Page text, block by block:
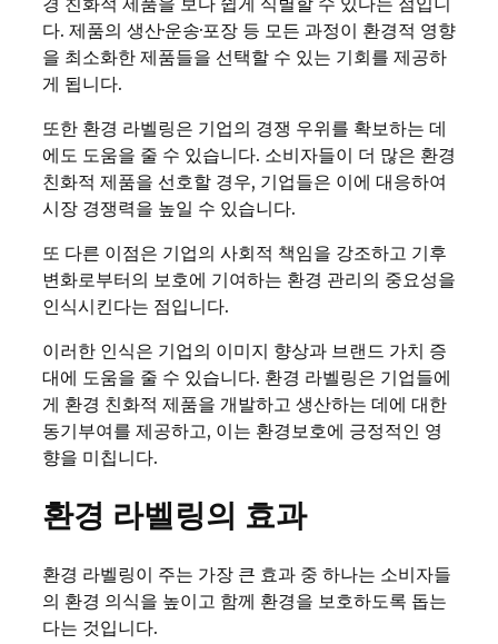
다. 제품의 생산·운송·포장 등 모든 과정이 환경적 영향
을 최소화한 제품들을 선택할 수 있는 기회를 제공하
게 됩니다.
또한 환경 라벨링은 기업의 경쟁 우위를 확보하는 데
에도 도움을 줄 수 있습니다. 소비자들이 더 많은 환경
친화적 제품을 선호할 경우, 기업들은 이에 대응하여
시장 경쟁력을 높일 수 있습니다.
또 다른 이점은 기업의 사회적 책임을 강조하고 기후
변화로부터의 보호에 기여하는 환경 관리의 중요성을
인식시킨다는 점입니다.
이러한 인식은 기업의 이미지 향상과 브랜드 가치 증
대에 도움을 줄 수 있습니다. 환경 라벨링은 기업들에
게 환경 친화적 제품을 개발하고 생산하는 데에 대한
동기부여를 제공하고, 이는 환경보호에 긍정적인 영
향을 미칩니다.
환경 라벨링의 효과
환경 라벨링이 주는 가장 큰 효과 중 하나는 소비자들
의 환경 의식을 높이고 함께 환경을 보호하도록 돕는
다는 것입니다.